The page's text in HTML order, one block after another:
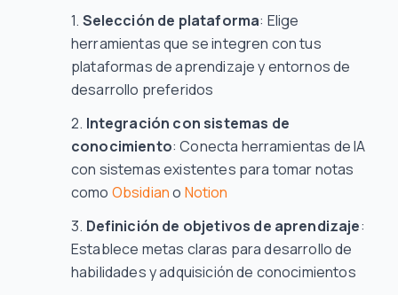
Selección de plataforma: Elige
herramientas que se integren con tus
plataformas de aprendizaje y entornos de
desarrollo preferidos
Integración con sistemas de
conocimiento: Conecta herramientas de IA
con sistemas existentes para tomar notas
como Obsidiano Notion
Definición de objetivos de aprendizaje:
Establece metas claras para desarrollo de
habilidades y adquisición de conocimientos